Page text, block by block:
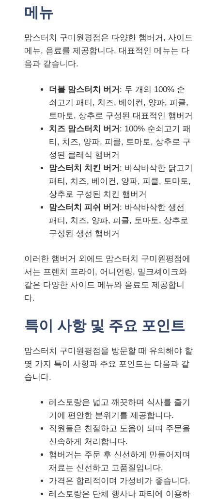
메뉴
맘스터치 구미원평점은 다양한 햄버거, 사이드
메뉴, 음료를 제공합니다. 대표적인 메뉴는 다
음과 같습니다.
더블 맘스터치 버거 : 두 개의 100% 순
쇠고기 패티, 치즈, 베이컨, 양파, 피클,
토마토, 상추로 구성된 대표적인 햄버거
치즈 맘스터치 버거 : 100% 순쇠고기 패
티, 치즈, 양파, 피클, 토마토, 상추로 구
성된 클래식 햄버거
맘스터치 치킨 버거 : 바삭바삭한 닭고기
패티, 치즈, 베이컨, 양파, 피클, 토마토,
상추로 구성된 치킨 햄버거
맘스터치 피쉬 버거 : 바삭바삭한 생선
패티, 치즈, 양파, 피클, 토마토, 상추로
구성된 생선 햄버거
이러한 햄버거 외에도 맘스터치 구미원평점에
서는 프렌치 프라이, 어니언링, 밀크셰이크와
같은 다양한 사이드 메뉴와 음료도 제공합니
다.
특이 사항 및 주요 포인트
맘스터치 구미원평점을 방문할 때 유의해야 할
몇 가지 특이 사항과 주요 포인트는 다음과 같
습니다.
레스토랑은 넓고 깨끗하며 식사를 즐기
기에 편안한 분위기를 제공합니다.
직원들은 친절하고 도움이 되며 주문을
신속하게 처리합니다.
햄버거는 주문 후 신선하게 만들어지며
재료는 신선하고 고품질입니다.
가격은 합리적이며 가성비가 좋습니다.
레스토랑은 단체 행사나 파티에 이용하